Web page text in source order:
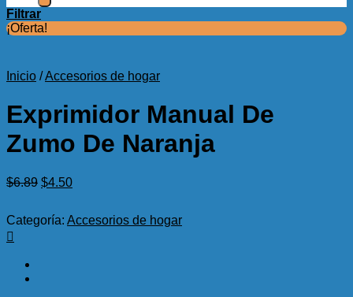
Filtrar
¡Oferta!
Inicio /Accesorios de hogar
Exprimidor Manual De
Zumo De Naranja
$6.89 El
era:
$4.50El
es:
Categoría: Accesorios de hogar